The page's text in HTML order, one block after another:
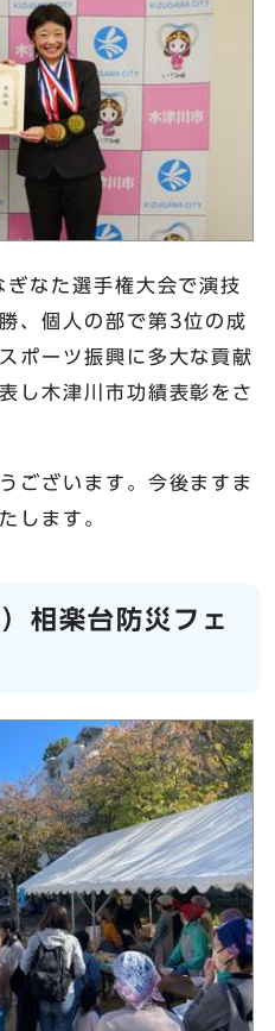
なた選手権大会で演技
、個人の部で第3位の成
ポーツ振興に多大な貢献
し木津川市功績表彰をさ
ございます。今後ますま
します。
相楽台防災フェ